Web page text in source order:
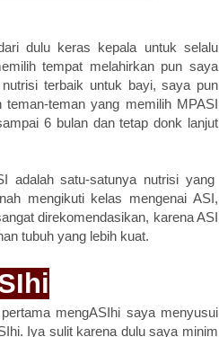
dulu keras kepala untuk selalu
tempat melahirkan pun saya
terbaik untuk bayi, saya pun
teman yang memilih MPASI
6 bulan dan tetap donk lanjut
adalah satu-satunya nutrisi yang
mengikuti kelas mengenai ASI,
direkomendasikan, karena ASI
tubuh yang lebih kuat.
mengASIhi saya menyusui
Iya sulit karena dulu saya minim